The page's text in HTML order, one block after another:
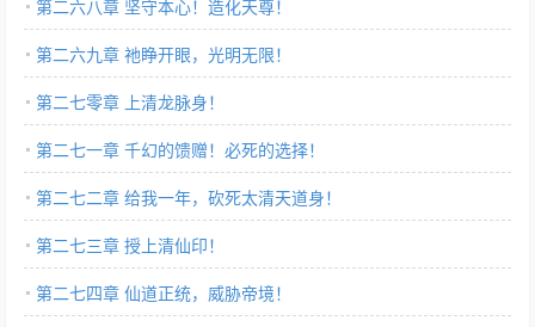
第二六八章 坚守本心！造化天尊！
第二六九章 祂睁开眼，光明无限！
第二七零章 上清龙脉身！
第二七一章 千幻的馈赠！必死的选择！
第二七二章 给我一年，砍死太清天道身！
第二七三章 授上清仙印！
第二七四章 仙道正统，威胁帝境！